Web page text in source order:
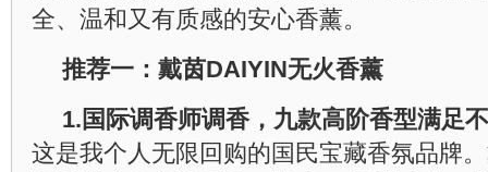
全、温和又有质感的安心香薰。
推荐一：戴茵DAIYIN无火香薰
1. 国际调香师调香，九款高阶香型满足
这是我个人无限回购的国民宝藏香氛品牌